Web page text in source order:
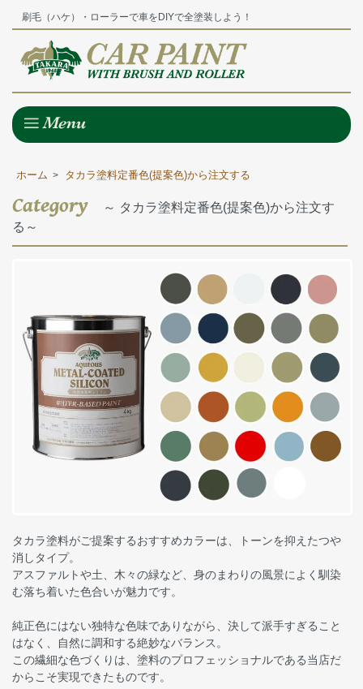
刷毛（ハケ）・ローラーで車をDIYで全塗装しよう！
ホーム > タカラ塗料定番色(提案色)から注文する
Category
～ タカラ塗料定番色(提案色)から注文す
る～
タカラ塗料がご提案するおすすめカラーは、トーンを抑えたつや
消しタイプ。
アスファルトや土、木々の緑など、身のまわりの風景によく馴染
む落ち着いた色合いが魅力です。
純正色にはない独特な色味でありながら、決して派手すぎること
はなく、自然に調和する絶妙なバランス。
この繊細な色づくりは、塗料のプロフェッショナルである当店だ
からこそ実現できたものです。